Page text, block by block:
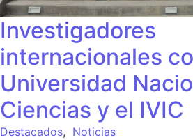
Investigadores
internacionales
Universidad
Ciencias y el IVIC
Destacados, Noticias